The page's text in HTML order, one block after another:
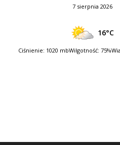
7 sierpnia 2026
16°C
Ciśnienie: 1020 mbWilgotność: 75%